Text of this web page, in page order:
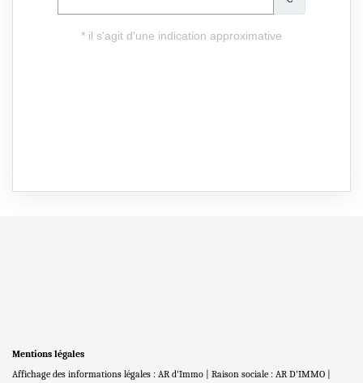
Mentions légales
Affichage des informations légales : AR d'Immo | Raison sociale : AR D'IMMO |